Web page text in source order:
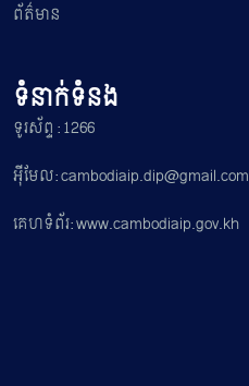
ព័ត៌មាន
ទំនាក់ទំនង
ទូរស័ព្ទ : 1266
អ៊ីមែល: cambodiaip.dip@gmail.com
គេហទំព័រ: www.cambodiaip.gov.kh